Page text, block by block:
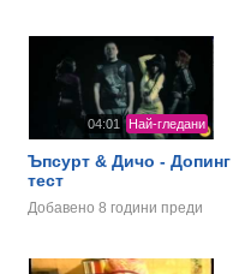
04:01 Най-гледани
Ъпсурт & Дичо - Допинг
тест
Добавено 8 години преди